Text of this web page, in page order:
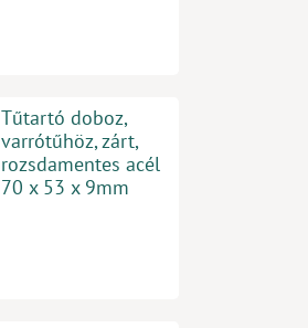
Tűtartó doboz,
varrótűhöz, zárt,
rozsdamentes acél
70 x 53 x 9mm